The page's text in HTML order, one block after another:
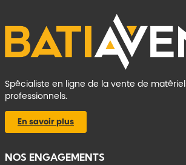
Spécialiste en ligne de la vente de
professionnels.
En savoir plus
NOS ENGAGEMENTS